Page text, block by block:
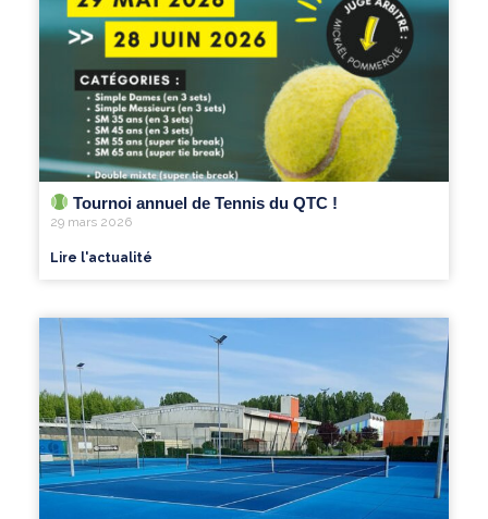
Tournoi annuel de Tennis du QTC !
29 mars 2026
Lire l'actualité